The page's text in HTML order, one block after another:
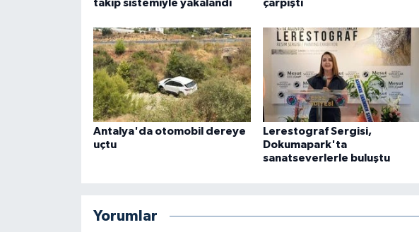
takip sistemiyle yakalandı
çarpıştı
Antalya'da otomobil dereye
uçtu
Lerestograf Sergisi,
Dokumapark'ta
sanatseverlerle buluştu
Yorumlar